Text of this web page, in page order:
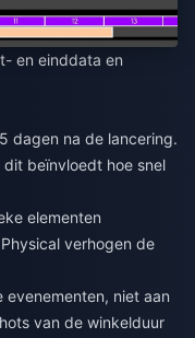
en einddata en
dagen na de lancering.
beïnvloedt hoe snel
elementen
verhogen de
niet aan
van de winkelduur